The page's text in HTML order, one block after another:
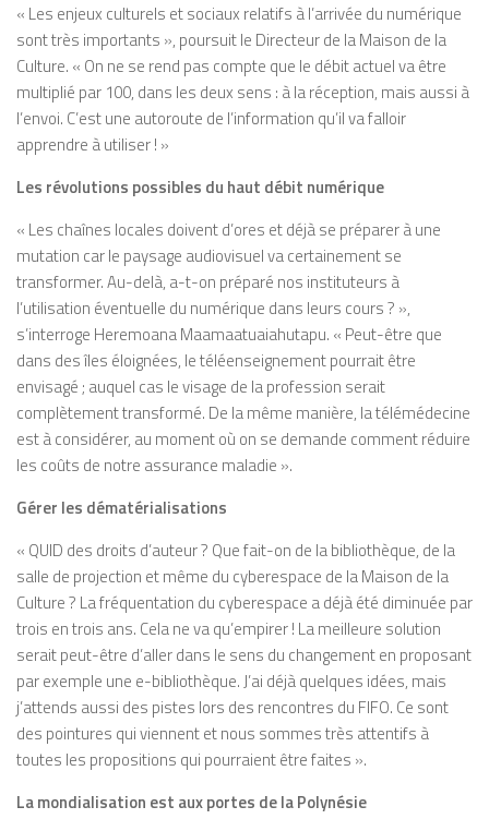
« Les enjeux culturels et sociaux relatifs à l’arrivée du numérique
sont très importants », poursuit le Directeur de la Maison de la
Culture. « On ne se rend pas compte que le débit actuel va être
multiplié par 100, dans les deux sens : à la réception, mais aussi à
l’envoi. C’est une autoroute de l’information qu’il va falloir
apprendre à utiliser ! »
Les révolutions possibles du haut débit numérique
« Les chaînes locales doivent d’ores et déjà se préparer à une
mutation car le paysage audiovisuel va certainement se
transformer. Au-delà, a-t-on préparé nos instituteurs à
l’utilisation éventuelle du numérique dans leurs cours ? »,
s’interroge Heremoana Maamaatuaiahutapu. « Peut-être que
dans des îles éloignées, le téléenseignement pourrait être
envisagé ; auquel cas le visage de la profession serait
complètement transformé. De la même manière, la télémédecine
est à considérer, au moment où on se demande comment réduire
les coûts de notre assurance maladie ».
Gérer les dématérialisations
« QUID des droits d’auteur ? Que fait-on de la bibliothèque, de la
salle de projection et même du cyberespace de la Maison de la
Culture ? La fréquentation du cyberespace a déjà été diminuée par
trois en trois ans. Cela ne va qu’empirer ! La meilleure solution
serait peut-être d’aller dans le sens du changement en proposant
par exemple une e-bibliothèque. J’ai déjà quelques idées, mais
j’attends aussi des pistes lors des rencontres du FIFO. Ce sont
des pointures qui viennent et nous sommes très attentifs à
toutes les propositions qui pourraient être faites ».
La mondialisation est aux portes de la Polynésie